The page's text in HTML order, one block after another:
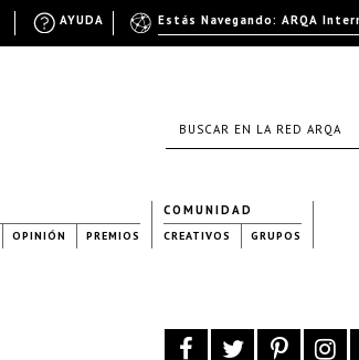
OPINIÓN PREMIOS
COMUNIDAD
CREATIVOS GRUPOS
Estás Navegando: ARQA
AYUDA